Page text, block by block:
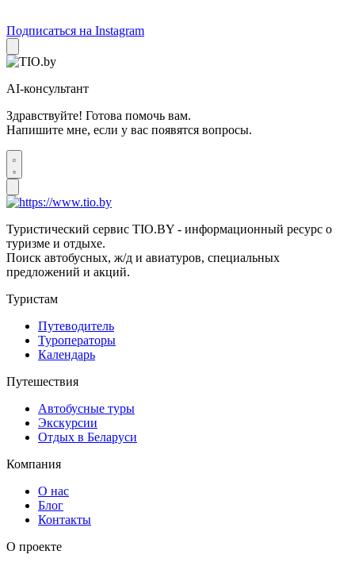
Подписаться на Instagram
AI-консультант
Здравствуйте! Готова помочь вам.
Напишите мне, если у вас появятся вопросы.
Туристический сервис TIO.BY - информационный ресурс о
туризме и отдыхе.
Поиск автобусных, ж/д и авиатуров, специальных
предложений и акций.
Туристам
Путеводитель
Туроператоры
Календарь
Путешествия
Автобусные туры
Экскурсии
Отдых в Беларуси
Компания
О нас
Блог
Контакты
О проекте